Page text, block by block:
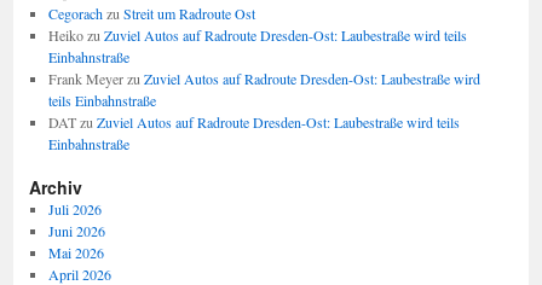
Cegorachzu Streit um Radroute Ost
Heikozu Zuviel Autos auf Radroute Dresden-Ost: Laubestraße wird teils
Einbahnstraße
Frank Meyerzu Zuviel Autos auf Radroute Dresden-Ost: Laubestraße wird
teils Einbahnstraße
DATzu Zuviel Autos auf Radroute Dresden-Ost: Laubestraße wird teils
Einbahnstraße
Archiv
Juli 2026
Juni 2026
Mai 2026
April 2026